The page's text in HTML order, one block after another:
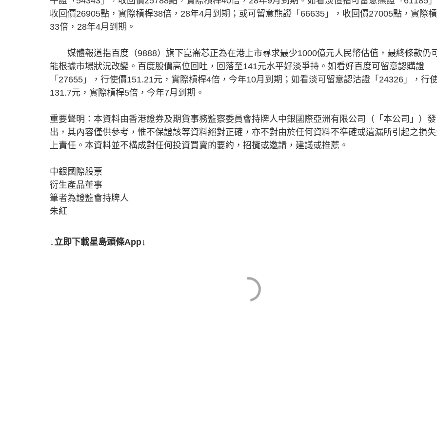
收回價26905點，實際槓桿38倍，28年4月到期；或可留意熊證「66635」，收回價27005點，實際
33倍，28年4月到期。
媒體報道指百度（9888）旗下崑崙芯正為在港上市尋求最少1000億元人民幣估值，最終條款仍
能根據市場狀況改變。百度股價高位回吐，回落至141元水平好淡爭持。如看好百度可留意認購證
「27655」，行使價151.21元，實際槓桿4倍，今年10月到期；如看淡可留意認沽證「24326」，行
131.7元，實際槓桿5倍，今年7月到期。
重要聲明：本資料由香港證券及期貨事務監察委員會持牌人中銀國際亞洲有限公司（「本公司」）發
出，其內容僅供參考，惟不保證該等資料絕對正確，亦不對由於任何資料不準確或遺漏所引起之損
上責任。本資料並不構成對任何投資買賣的要約，招攬或邀請，建議或推薦。
中銀國際股票
衍生產品董事
筆者為證監會持牌人
朱紅
↓立即下載星島頭條App↓